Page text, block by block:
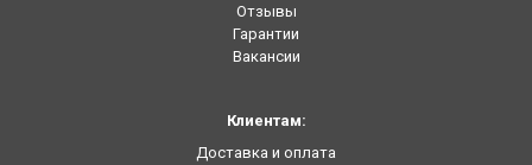
Отзывы
Гарантии
Вакансии
Клиентам:
Доставка и оплата